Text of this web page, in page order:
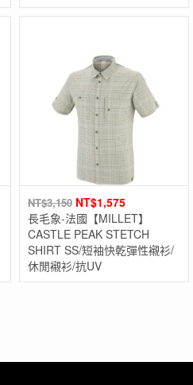
NT$3,150 NT$1,575
長毛象-法國【MILLET】
CASTLE PEAK STETCH
SHIRT SS/短袖快乾彈性襯衫/
休閒襯衫/抗UV